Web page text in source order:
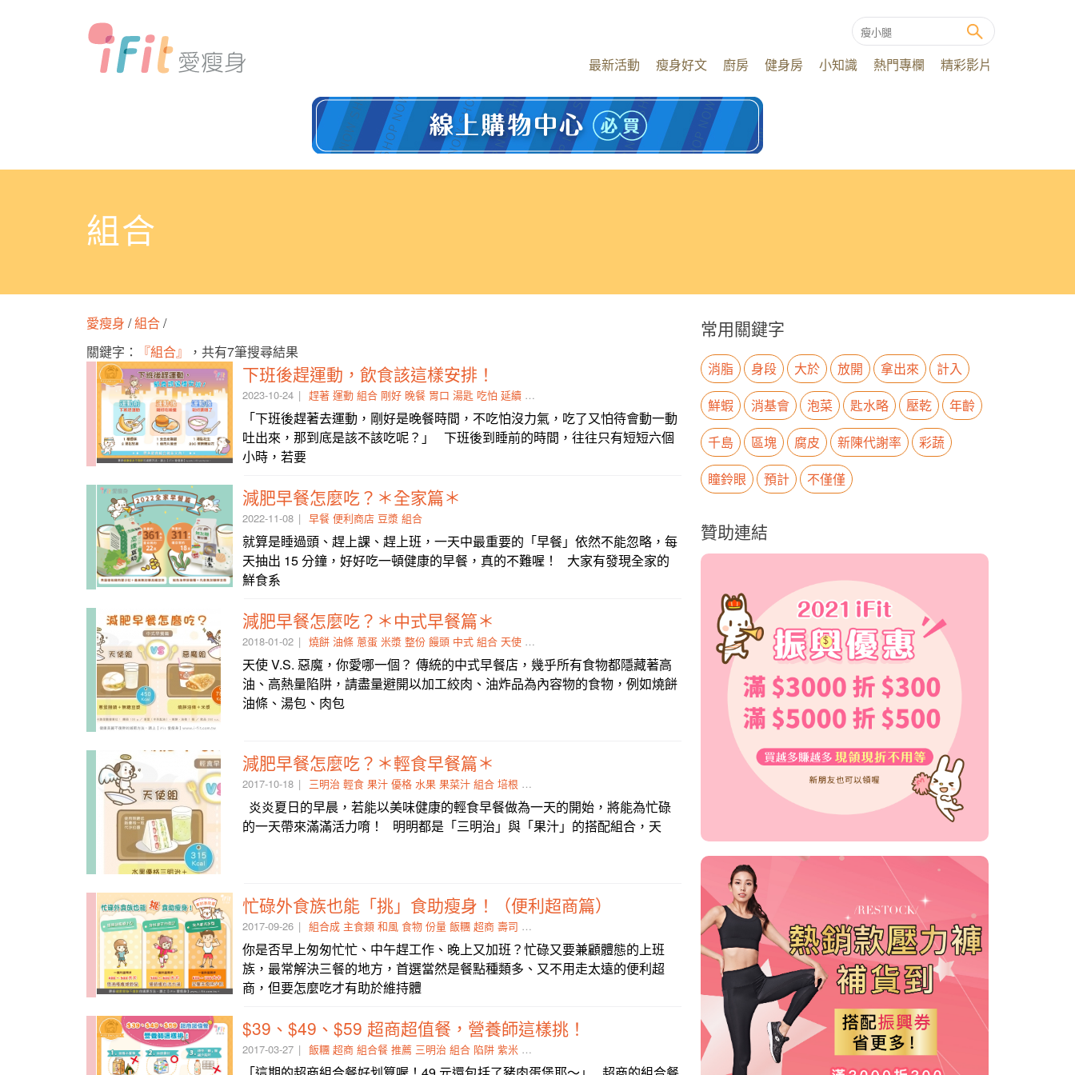
最新活動 瘦身好文 廚房 健身房 小知識 熱門專欄 精彩影片
組合
愛瘦身 /組合/
關鍵字：
『組合』 ，共有7筆搜尋結果
下班後趕運動，飲食該這樣安排！
2023-10-24 趕著 運動 組合 剛好 晚餐 胃口 湯匙 吃怕 延續 吐出來
「下班後趕著去運動，剛好是晚餐時間，不吃怕沒力氣，吃了又怕待會動一動
吐出來，那到底是該不該吃呢？」 下班後到睡前的時間，往往只有短短六個
小時，若要
減肥早餐怎麼吃？＊全家篇＊
2022-11-08 早餐 便利商店 豆漿 組合
就算是睡過頭、趕上課、趕上班，一天中最重要的「早餐」依然不能忽略，每
天抽出 15 分鐘，好好吃一頓健康的早餐，真的不難喔！ 大家有發現全家的
鮮食系
減肥早餐怎麼吃？＊中式早餐篇＊
2018-01-02 燒餅 油條 蔥蛋 米漿 整份 饅頭 中式 組合 天使 時少放點
天使 V.S. 惡魔，你愛哪一個？ 傳統的中式早餐店，幾乎所有食物都隱藏著高
油、高熱量陷阱，請盡量避開以加工絞肉、油炸品為內容物的食物，例如燒餅
油條、湯包、肉包
減肥早餐怎麼吃？＊輕食早餐篇＊
2017-10-18 三明治 輕食 果汁 優格 水果 果菜汁 組合 培根 早餐
炎炎夏日的早晨，若能以美味健康的輕食早餐做為一天的開始，將能為忙碌
的一天帶來滿滿活力唷！ 明明都是「三明治」與「果汁」的搭配組合，天
忙碌外食族也能「挑」食助瘦身！（便利超商篇）
2017-09-26 組合成 主食類 和風 食物 份量 飯糰 超商 壽司 拼盤
你是否早上匆匆忙忙、中午趕工作、晚上又加班？忙碌又要兼顧體態的上班
族，最常解決三餐的地方，首選當然是餐點種類多、又不用走太遠的便利超
商，但要怎麼吃才有助於維持體
$39、$49、$59 超商超值餐，營養師這樣挑！
2017-03-27 飯糰 超商 組合餐 推薦 三明治 組合 陷阱 紫米 穀片
常用關鍵字
消脂 身段 大於 放開 拿出來
計入
鮮蝦
消基會 泡菜 匙水略 壓乾
年齡
千島
區塊 腐皮 新陳代謝率
彩蔬
瞳鈴眼
預計 不僅僅
贊助連結